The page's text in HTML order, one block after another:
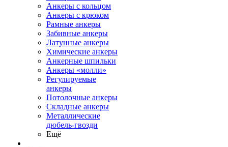
Анкеры с кольцом
Анкеры с крюком
Рамные анкеры
Забивные анкеры
Латунные анкеры
Химические анкеры
Анкерные шпильки
Анкеры «молли»
Регулируемые
анкеры
Потолочные анкеры
Складные анкеры
Металлические
дюбель-гвозди
Ещё